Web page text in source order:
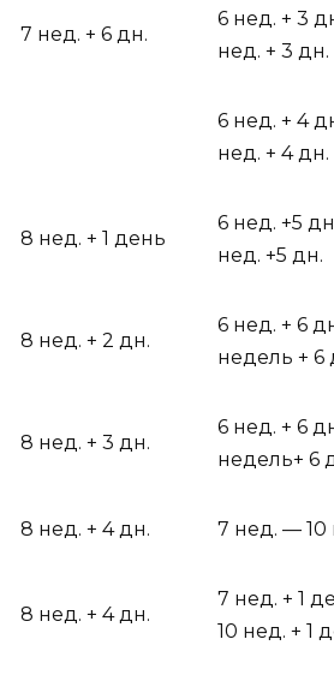
7 нед. + 6 дн.
6 нед. + 3
нед. + 3 дн.
6 нед. + 4
нед. + 4 дн.
8 нед. + 1 день
6 нед. +5
нед. +5 дн.
8 нед. + 2 дн.
6 нед. + 6
недель + 6
8 нед. + 3 дн.
6 нед. + 6
недель+ 6
8 нед. + 4 дн. 7 нед. — 10
8 нед. + 4 дн.
7 нед. + 1
10 нед. + 1